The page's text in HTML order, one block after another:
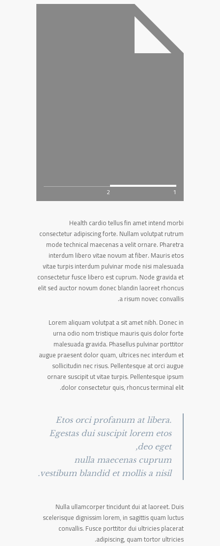
1
2
Health cardio tellus fin amet intend morbi
consectetur adipiscing forte. Nullam volutpat rutrum
mode technical maecenas a velit ornare. Pharetra
interdum libero vitae novum at fiber. Mauris etos
vitae turpis interdum pulvinar mode nisi malesuada
consectetur fusce libero est cuprum. Node gravida et
elit sed auctor novum donec blandin laoreet rhoncus
a risum novec convallis.
Lorem aliquam volutpat a sit amet nibh. Donec in
urna odio nom tristique mauris quis dolor forte
malesuada gravida. Phasellus pulvinar porttitor
augue praesent dolor quam, ultrices nec interdum et
sollicitudin nec risus. Pellentesque at orci augue
ornare suscipit ut vitae turpis. Pellentesque ipsum
dolor consectetur quis, rhoncus terminal elit.
Etos orci profanum at libera.
Egestas dui suscipit lorem etos
deo eget,
nulla maecenas cuprum
vestibum blandid et mollis a nisil.
Nulla ullamcorper tincidunt dui at laoreet. Duis
scelerisque dignissim lorem, in sagittis quam luctus
convallis. Fusce porttitor dui ultricies placerat
adipiscing, quam tortor ultricies.